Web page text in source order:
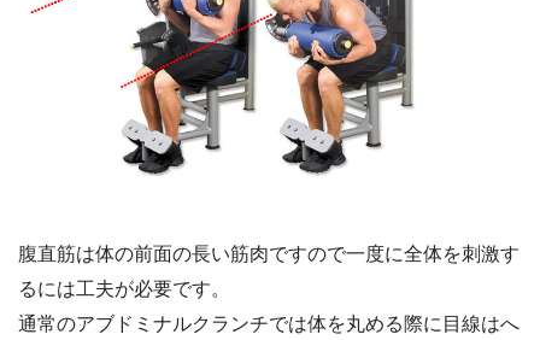
腹直筋は体の前面の長い筋肉ですので一度に全体を刺激す
るには工夫が必要です。
通常のアブドミナルクランチでは体を丸める際に目線はへ